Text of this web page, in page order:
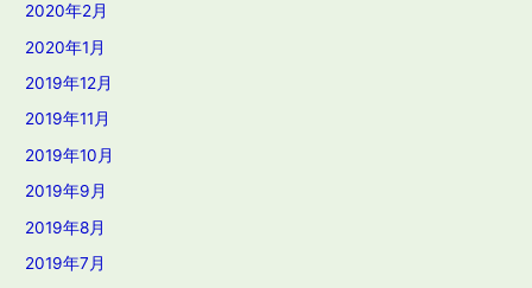
2020年2月
2020年1月
2019年12月
2019年11月
2019年10月
2019年9月
2019年8月
2019年7月